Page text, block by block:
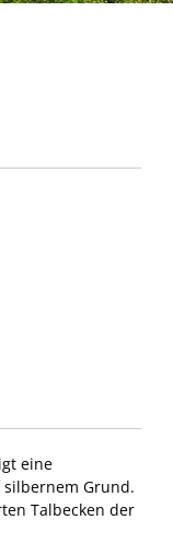
eine
Grund.
Talbecken der